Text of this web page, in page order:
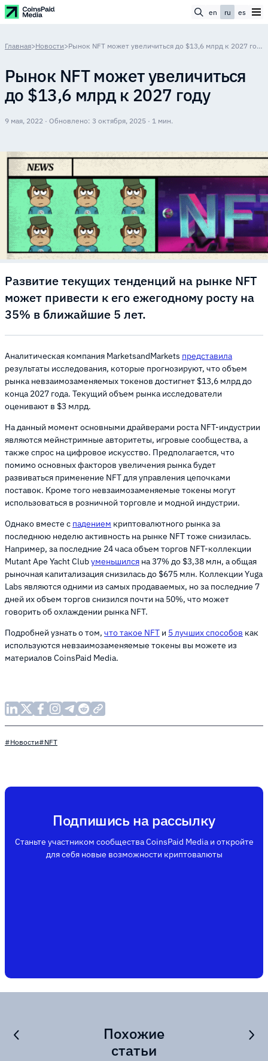
en ru es
Главная>Новости> Рынок NFT может увеличиться до $13,6 млрд к 2027 году
Рынок NFT может увеличиться
до $13,6 млрд к 2027 году
9 мая, 2022 · Обновлено: 3 октября, 2025 · 1 мин.
Развитие текущих тенденций на рынке NFT
может привести к его ежегодному росту на
35% в ближайшие 5 лет.
Аналитическая компания MarketsandMarkets представила
результаты исследования, которые прогнозируют, что объем
рынка невзаимозаменяемых токенов достигнет $13,6 млрд до
конца 2027 года. Текущий объем рынка исследователи
оценивают в $3 млрд.
На данный момент основными драйверами роста NFT-индустрии
являются мейнстримные авторитеты, игровые сообщества, а
также спрос на цифровое искусство. Предполагается, что
помимо основных факторов увеличения рынка будет
развиваться применение NFT для управления цепочками
поставок. Кроме того невзаимозаменяемые токены могут
использоваться в розничной торговле и модной индустрии.
Однако вместе с падением криптовалютного рынка за
последнюю неделю активность на рынке NFT тоже снизилась.
Например, за последние 24 часа объем торгов NFT-коллекции
Mutant Ape Yacht Clubуменьшился на 37% до $3,38 млн, а общая
рыночная капитализация снизилась до $675 млн. Коллекции Yuga
Labs являются одними из самых продаваемых, но за последние 7
дней их объем торгов снизился почти на 50%, что может
говорить об охлаждении рынка NFT.
Подробней узнать о том, что такое NFT и 5 лучших способов как
используются невзаимозаменяемые токены вы можете из
материалов CoinsPaid Media.
#Новости#NFT
Подпишись на рассылку
Станьте участником сообщества CoinsPaid Media и откройте
для себя новые возможности криптовалюты
Похожие
статьи